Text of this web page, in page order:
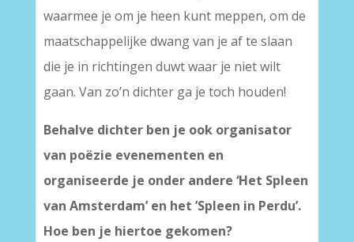
waarmee je om je heen kunt meppen, om de
maatschappelijke dwang van je af te slaan
die je in richtingen duwt waar je niet wilt
gaan. Van zo’n dichter ga je toch houden!
Behalve dichter ben je ook organisator
van poëzie evenementen en
organiseerde je onder andere ‘Het Spleen
van Amsterdam’ en het ’Spleen in Perdu’.
Hoe ben je hiertoe gekomen?